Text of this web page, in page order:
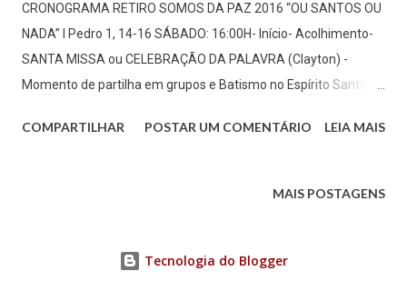
CRONOGRAMA RETIRO SOMOS DA PAZ 2016 “OU SANTOS OU
NADA” I Pedro 1, 14-16 SÁBADO: 16:00H- Início- Acolhimento-
SANTA MISSA ou CELEBRAÇÃO DA PALAVRA (Clayton) -
Momento de partilha em grupos e Batismo no Espírito Santo
08:00- Café/Preparação para Santa Missa 08:00H- SANTA
Pequena animação/Testemunho da Raquel 11:00H- Intervalo
Pregação: “VIRTUDES, MARCAS DE SANTIDADE.” Virtudes
COMPARTILHAR POSTAR UM COMENTÁRIO LEIA MAIS
MAIS POSTAGENS
Tecnologia do Blogger